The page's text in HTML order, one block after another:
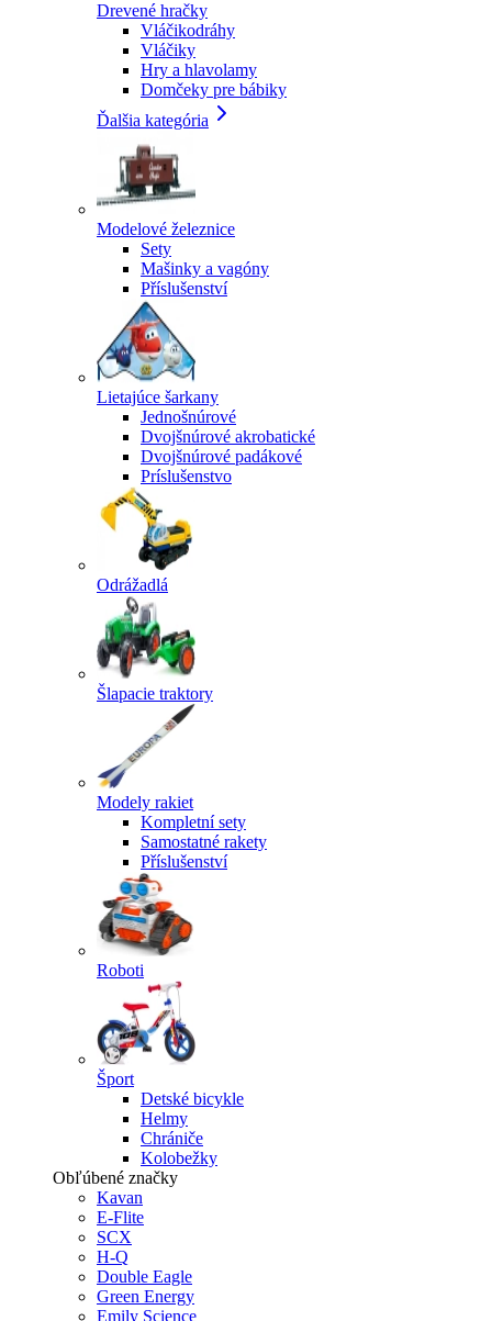
Drevené hračky
Vláčikodráhy
Vláčiky
Hry a hlavolamy
Domčeky pre bábiky
Ďalšia kategória
Modelové železnice
Sety
Mašinky a vagóny
Příslušenství
Lietajúce šarkany
Jednošnúrové
Dvojšnúrové akrobatické
Dvojšnúrové padákové
Príslušenstvo
Odrážadlá
Šlapacie traktory
Modely rakiet
Kompletní sety
Samostatné rakety
Příslušenství
Roboti
Šport
Detské bicykle
Helmy
Chrániče
Kolobežky
Obľúbené značky
Kavan
E-Flite
SCX
H-Q
Double Eagle
Green Energy
Emily Science